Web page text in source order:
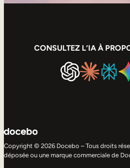
CONSULTEZ L’IA À
Copyright © 2026 Docebo – Tous droits
déposée ou une marque commerciale de